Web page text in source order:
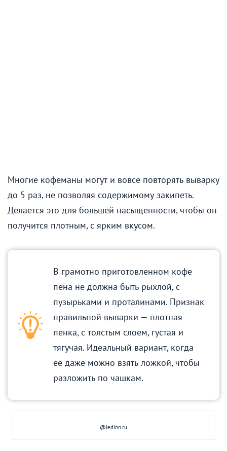
Многие кофеманы могут и вовсе повторять выварку
до 5 раз, не позволяя содержимому закипеть.
Делается это для большей насыщенности, чтобы он
получится плотным, с ярким вкусом.
В грамотно приготовленном кофе
пена не должна быть рыхлой, с
пузырьками и проталинами. Признак
правильной выварки — плотная
пенка, с толстым слоем, густая и
тягучая. Идеальный вариант, когда
её даже можно взять ложкой, чтобы
разложить по чашкам.
@ledinn.ru